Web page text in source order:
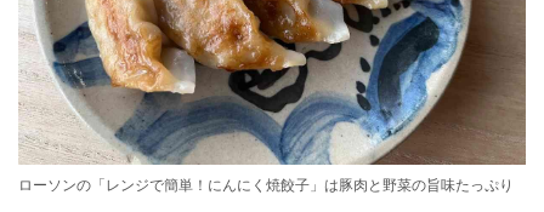
ローソンの「レンジで簡単！にんにく焼餃子」は豚肉と野菜の旨味たっぷり